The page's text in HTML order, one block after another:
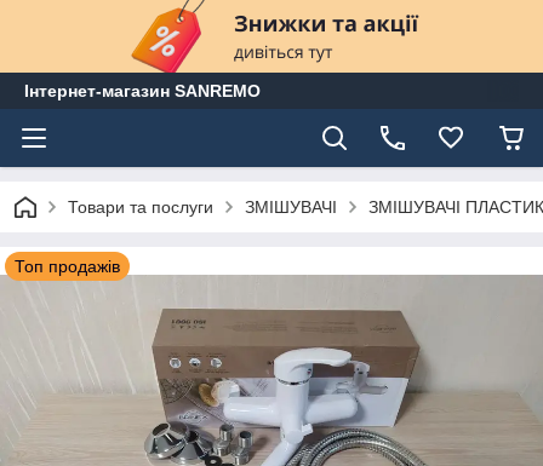
Інтернет-магазин SANREMO
Товари та послуги ЗМІШУВАЧІ ЗМІШУВАЧІ
Топ продажів